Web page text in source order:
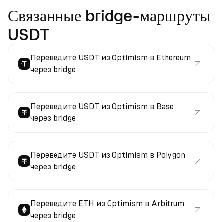
Связанные bridge-маршруты
USDT
Переведите USDT из Optimism в Ethereum
через bridge
Переведите USDT из Optimism в Base
через bridge
Переведите USDT из Optimism в Polygon
через bridge
Переведите ETH из Optimism в Arbitrum
через bridge